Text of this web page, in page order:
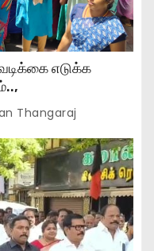
எடுக்க
Thangaraj